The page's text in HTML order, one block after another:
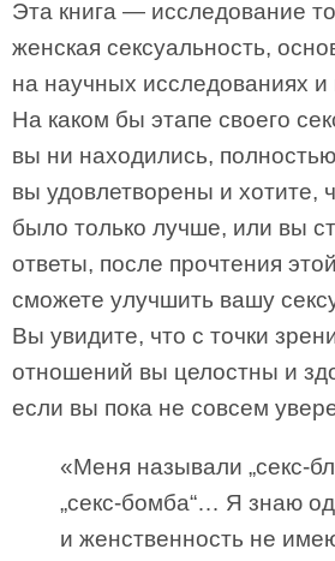
Эта книга — исследование
женская сексуальность,
на научных исследованиях и
На каком бы этапе своего
вы ни находились,
вы удовлетворены и хотите,
было только лучше, или вы
ответы, после прочтения
сможете улучшить вашу
Вы увидите, что с точки
отношений вы целостны и
если вы пока не совсем
«Меня называли „секс-
„секс-бомба“… Я знаю
и женственность не